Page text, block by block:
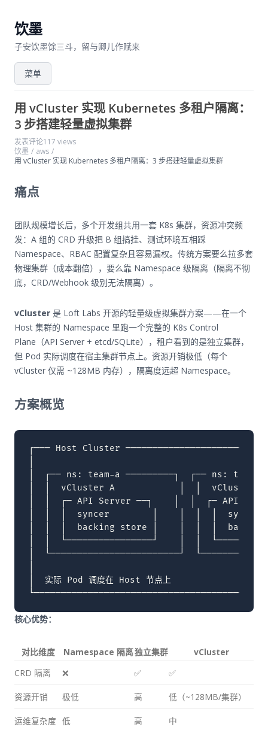
饮墨
子安饮墨馀三斗，留与卿儿作赋来
菜单
用 vCluster 实现 Kubernetes 多租户隔离：
3 步搭建轻量虚拟集群
发表评论117 views
饮墨 / aws /
用 vCluster 实现 Kubernetes 多租户隔离：3 步搭建轻量虚拟集群
痛点
团队规模增长后，多个开发组共用一套 K8s 集群，资源冲突频
发：A 组的 CRD 升级把 B 组搞挂、测试环境互相踩
Namespace、RBAC 配置复杂且容易漏权。传统方案要么拉多套
物理集群（成本翻倍），要么靠 Namespace 级隔离（隔离不彻
底，CRD/Webhook 级别无法隔离）。
vCluster 是 Loft Labs 开源的轻量级虚拟集群方案——在一个
Host 集群的 Namespace 里跑一个完整的 K8s Control
Plane（API Server + etcd/SQLite），租户看到的是独立集群，
但 Pod 实际调度在宿主集群节点上。资源开销极低（每个
vCluster 仅需 ~128MB 内存），隔离度远超 Namespace。
方案概览
┌─── Host Cluster
│  ┌── ns: team-a ─────────┐  ┌── ns: team-b
│  │  vCluster A            │  │  vCluster
│  │  ┌─ API Server ──┐    │  │  ┌─ API
│  │  │  syncer        │    │  │  │
│  │  │  backing store │    │  │  │  backing
│  │  └────────────────┘    │  │
│  └────────────────────────┘
│  实际 Pod 调度在 Host 节点上
核心优势：
对比维度 Namespace 隔离独立集群
vCluster
CRD 隔离
❌ ✅ ✅
资源开销 极低 高 低（~128MB/集群）
运维复杂度 低 高 中